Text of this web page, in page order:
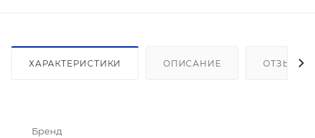
ХАРАКТЕРИСТИКИ ОПИСАНИЕ ОТЗЫВЫ
Бренд